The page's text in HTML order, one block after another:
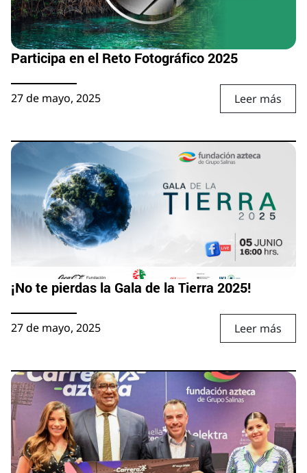
Participa en el Reto Fotográfico 2025
27 de mayo, 2025 Leer más
¡No te pierdas la Gala de la Tierra 2025!
27 de mayo, 2025 Leer más